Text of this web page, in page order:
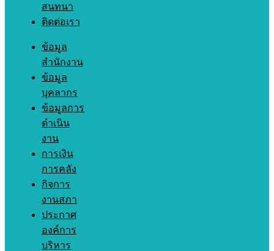
สนทนา
ติดต่อเรา
ข้อมูล
สำนักงาน
ข้อมูล
บุคลากร
ข้อมูลการ
ดำเนิน
งาน
การเงิน
การคลัง
กิจการ
งานสภา
ประกาศ
องค์การ
บริหาร